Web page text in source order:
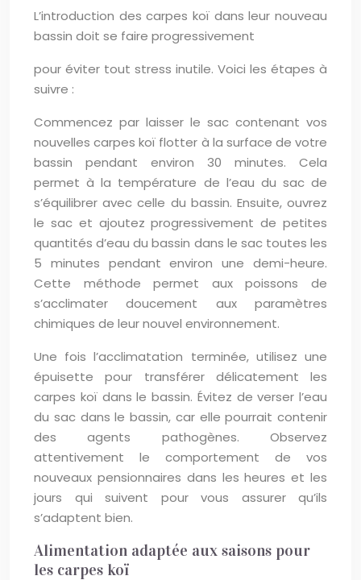
L’introduction des carpes koï dans leur nouveau
bassin doit se faire progressivement
pour éviter tout stress inutile. Voici les étapes à
suivre :
Commencez par laisser le sac contenant vos
nouvelles carpes koï flotter à la surface de votre
bassin pendant environ 30 minutes. Cela
permet à la température de l’eau du sac de
s’équilibrer avec celle du bassin. Ensuite, ouvrez
le sac et ajoutez progressivement de petites
quantités d’eau du bassin dans le sac toutes les
5 minutes pendant environ une demi-heure.
Cette méthode permet aux poissons de
s’acclimater doucement aux paramètres
chimiques de leur nouvel environnement.
Une fois l’acclimatation terminée, utilisez une
épuisette pour transférer délicatement les
carpes koï dans le bassin. Évitez de verser l’eau
du sac dans le bassin, car elle pourrait contenir
des agents pathogènes. Observez
attentivement le comportement de vos
nouveaux pensionnaires dans les heures et les
jours qui suivent pour vous assurer qu’ils
s’adaptent bien.
Alimentation adaptée aux saisons pour
les carpes koï